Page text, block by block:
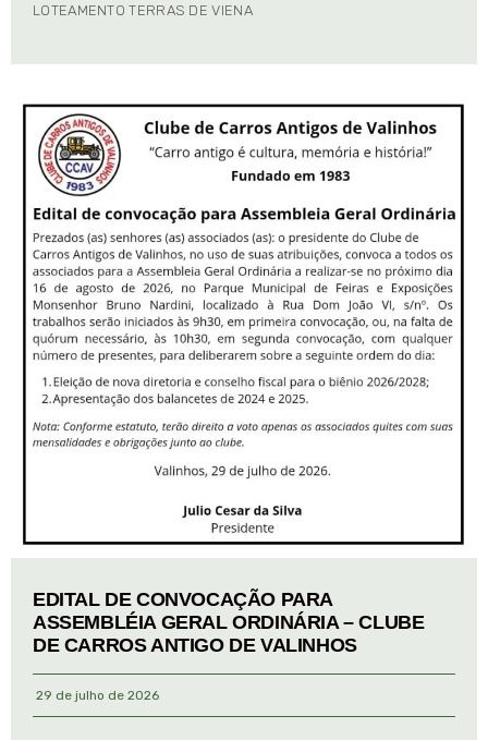
LOTEAMENTO TERRAS DE VIENA
EDITAL DE CONVOCAÇÃO PARA
ASSEMBLÉIA GERAL ORDINÁRIA – CLUBE
DE CARROS ANTIGO DE VALINHOS
29 de julho de 2026